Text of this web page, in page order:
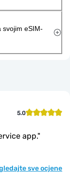
svojim eSIM-
5.0
app."
sve ocjene